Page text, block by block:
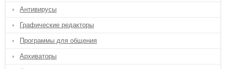
Антивирусы
Графические редакторы
Программы для общения
Архиваторы